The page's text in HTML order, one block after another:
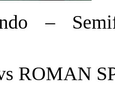
–
ROMAN